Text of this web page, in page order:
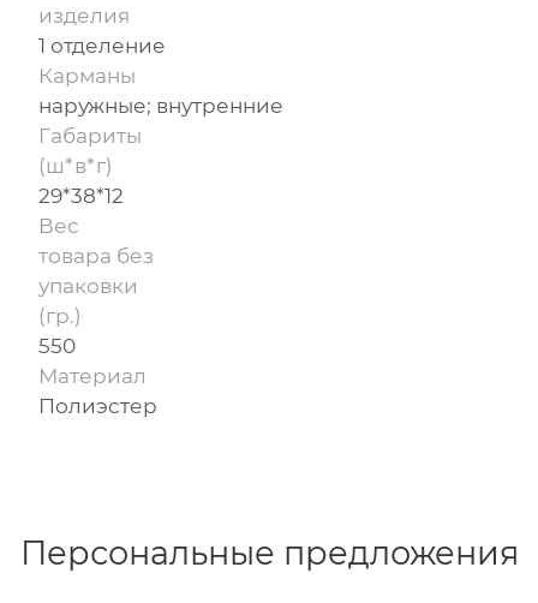
изделия
1 отделение
Карманы
наружные; внутренние
Габариты
(ш*в*г)
29*38*12
Вес
товара без
упаковки
(гр.)
550
Материал
Полиэстер
Персональные предложения